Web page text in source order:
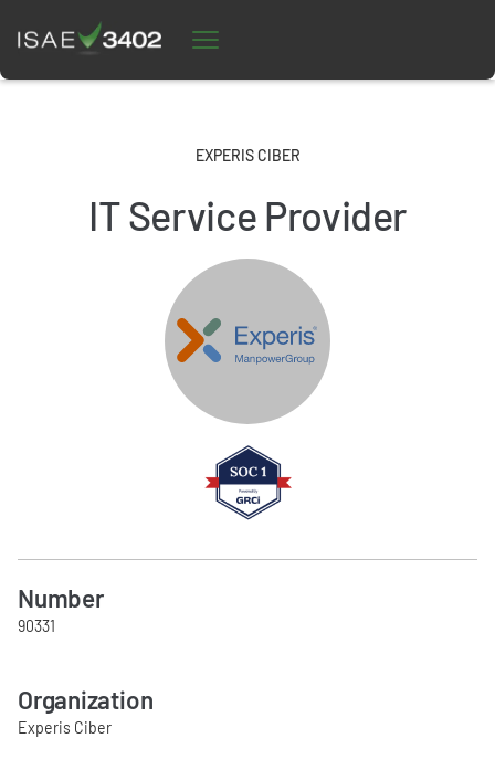
EXPERIS CIBER
IT Service Provider
Number
90331
Organization
Experis Ciber